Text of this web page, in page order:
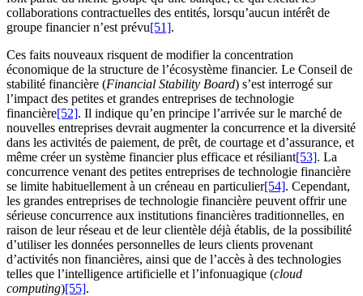
collaborations contractuelles des entités, lorsqu’aucun intérêt de
groupe financier n’est prévu[51].
Ces faits nouveaux risquent de modifier la concentration
économique de la structure de l’écosystème financier. Le Conseil de
stabilité financière (Financial Stability Board) s’est interrogé sur
l’impact des petites et grandes entreprises de technologie
financière[52]. Il indique qu’en principe l’arrivée sur le marché de
nouvelles entreprises devrait augmenter la concurrence et la diversité
dans les activités de paiement, de prêt, de courtage et d’assurance, et
même créer un système financier plus efficace et résiliant[53]. La
concurrence venant des petites entreprises de technologie financière
se limite habituellement à un créneau en particulier[54]. Cependant,
les grandes entreprises de technologie financière peuvent offrir une
sérieuse concurrence aux institutions financières traditionnelles, en
raison de leur réseau et de leur clientèle déjà établis, de la possibilité
d’utiliser les données personnelles de leurs clients provenant
d’activités non financières, ainsi que de l’accès à des technologies
telles que l’intelligence artificielle et l’infonuagique (cloud
computing)[55].